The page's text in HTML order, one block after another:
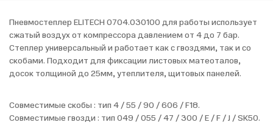
Пневмостеплер ELITECH 0704.030100 для работы использует
сжатый воздух от компрессора давлением от 4 до 7 бар.
Степлер универсальный и работает как с гвоздями, так и со
скобами. Подходит для фиксации листовых матеоталов,
досок толщиной до 25мм, утеплителя, щитовых панелей.
Совместимые скобы : тип 4 / 55 / 90 / 606 / F18.
Совместимые гвозди : тип 049 / 055 / 47 / 300 / E / F / J / SK50.